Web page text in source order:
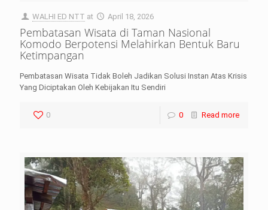
WALHI ED NTT at April 18, 2026
Pembatasan Wisata di Taman Nasional
Komodo Berpotensi Melahirkan Bentuk Baru
Ketimpangan
Pembatasan Wisata Tidak Boleh Jadikan Solusi Instan Atas Krisis
Yang Diciptakan Oleh Kebijakan Itu Sendiri
0 0 Read more